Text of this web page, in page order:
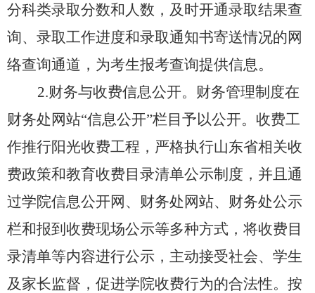
分科类录取分数和人数，及时开通录取结果查
询、录取工作进度和录取通知书寄送情况的网
络查询通道 ， 为考生报考查询提供信息。
2.财务与收费信息公开。财务管理制度在
财务处网站“信息公开”栏目予以公开。收费工
作推行阳光收费工程，严格执行山东省相关收
费政策和教育收费目录清单公示制度，并且通
过学院信息公开网、财务处网站、财务处公示
栏和报到收费现场公示等多种方式，将收费目
录清单等内容进行公示，主动接受社会、学生
及家长监督，促进学院收费行为的合法性。按